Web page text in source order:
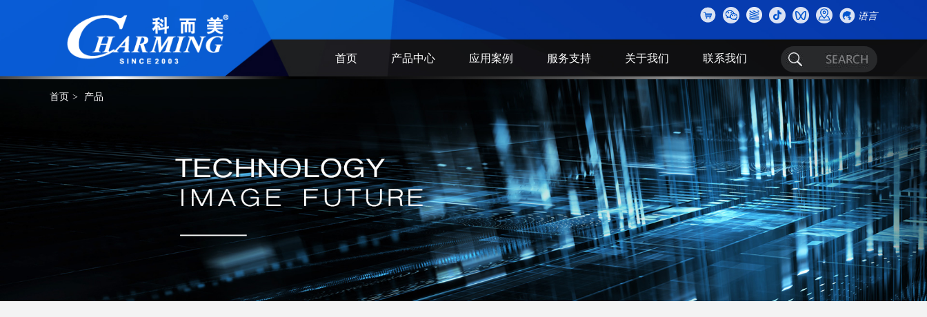
语言
首页 产品中心 应用案例 服务支持 关于我们 联系我们
首页 > 产品